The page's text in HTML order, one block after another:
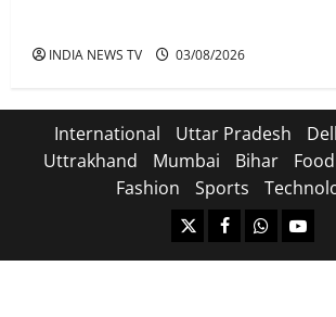
INDIA NEWS TV 03/08/2026
International Uttar Pradesh
Uttrakhand
Mumbai Bihar Food
Fashion
Sports
https://x.com
facebook.com
https:/